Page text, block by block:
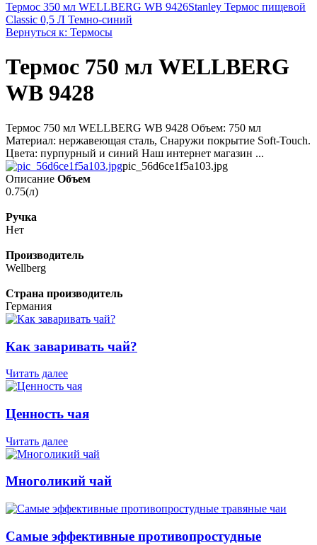
Термос 350 мл WELLBERG WB 9426Stanley Термос пищевой
Classic 0,5 Л Темно-синий
Вернуться к: Термосы
Термос 750 мл WELLBERG
WB 9428
Термос 750 мл WELLBERG WB 9428 Объем: 750 мл
Материал: нержавеющая сталь, Снаружи покрытие Soft-Touch.
Цвета: пурпурный и синий Наш интернет магазин ...
pic_56d6ce1f5a103.jpg
Описание Объем
0.75(л)
Ручка
Нет
Производитель
Wellberg
Страна производитель
Германия
Как заваривать чай?
Читать далее
Ценность чая
Читать далее
Многоликий чай
Самые эффективные противопростудные